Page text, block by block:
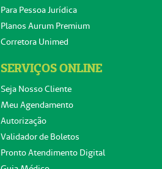
Para Pessoa Jurídica
Planos Aurum Premium
Corretora Unimed
SERVIÇOS ONLINE
Seja Nosso Cliente
Meu Agendamento
Autorização
Validador de Boletos
Pronto Atendimento Digital